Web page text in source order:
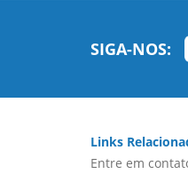
SIGA-NOS:
Links
Entre em